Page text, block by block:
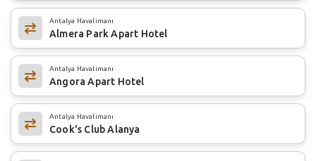
Antalya Havalimanı
Almera Park Apart Hotel
Antalya Havalimanı
Angora Apart Hotel
Antalya Havalimanı
Cook's Club Alanya